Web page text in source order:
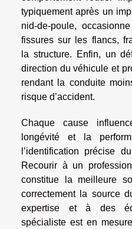
typiquement après un
nid-de-poule,
fissures sur les flancs,
la structure. Enfin, un
direction du véhicule et
rendant la conduite
risque d’accident.
Chaque cause
longévité et la
l’identification précise
Recourir à un
constitue la meilleure
correctement la source
expertise et à des
spécialiste est en